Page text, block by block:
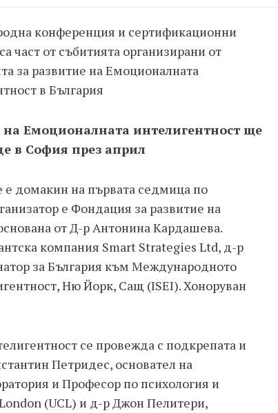
конференция и сертификационни
част от събитията организирани от
за развитие на Емоционалната
в България
Емоционалната интелигентност ще
в София през април
домакин на първата седмица по
е Фондация за развитие на
от Д-р Антонина Кардашева.
компания Smart Strategies Ltd, д-р
за България към Международното
Ню Йорк, Сащ (ISEI). Хоноруван
се провежда с подкрепата и
Петридес, основател на
и Професор по психология и
(UCL) и д-р Джон Пелитери,